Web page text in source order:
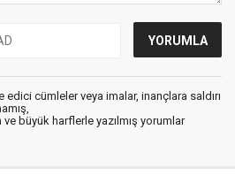
edici cümleler veya imalar, inançlara saldırı
büyük harflerle yazılmış yorumlar